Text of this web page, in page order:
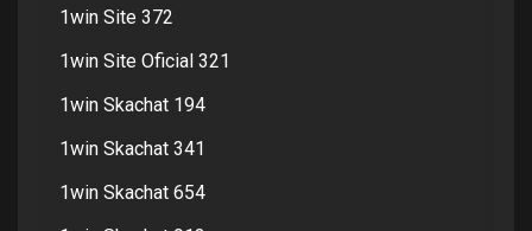
1win Site 372
1win Site Oficial 321
1win Skachat 194
1win Skachat 341
1win Skachat 654